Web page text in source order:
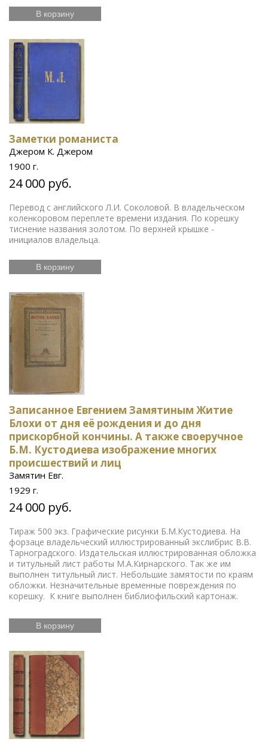
В корзину
Заметки романиста
Джером К. Джером
1900 г.
24 000 руб.
Перевод с английского Л.И. Соколовой. В владельческом
коленкоровом переплете времени издания. По корешку
тиснение названия золотом. По верхней крышке -
инициалов владельца.
В корзину
Записанное Евгением Замятиным Житие
Блохи от дня её рождения и до дня
прискорбной кончины. А также своеручное
Б.М. Кустодиева изображение многих
происшествий и лиц
Замятин Евг.
1929 г.
24 000 руб.
Тираж 500 экз. Графические рисунки Б.М.Кустодиева. На
форзаце владельческий иллюстрированный экслибрис В.В.
Тарноградского. Издательская иллюстрированная обложка
и титульный лист работы М.А.Кирнарского. Так же им
выполнен титульный лист. Небольшие замятости по краям
обложки. Незначительные временные повреждения по
корешку. К книге выполнен библиофильский картонаж.
В корзину